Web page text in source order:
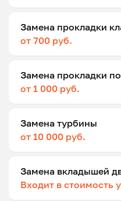
Замена прокладки
от 700 руб.
Замена прокладки
от 1 000 руб.
Замена турбины
от 10 000 руб.
Замена вкладышей
Входит в стоимость